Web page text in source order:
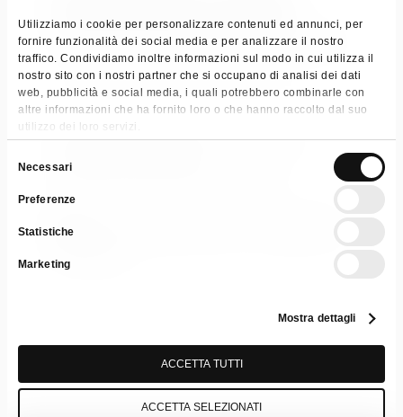
Utilizziamo i cookie per personalizzare contenuti ed annunci, per
fornire funzionalità dei social media e per analizzare il nostro
traffico. Condividiamo inoltre informazioni sul modo in cui utilizza il
nostro sito con i nostri partner che si occupano di analisi dei dati
web, pubblicità e social media, i quali potrebbero combinarle con
altre informazioni che ha fornito loro o che hanno raccolto dal suo
utilizzo dei loro servizi.
Selezione
consenso
Necessari
Preferenze
Statistiche
Marketing
Mostra dettagli
ACCETTA TUTTI
ACCETTA SELEZIONATI
Pulitore per forni, piastre per cottura, grill
Rimuove lo sporco incrostato
Categorie:Cucina,Detergenti per la casa,
Scarica Scheda Tecnica